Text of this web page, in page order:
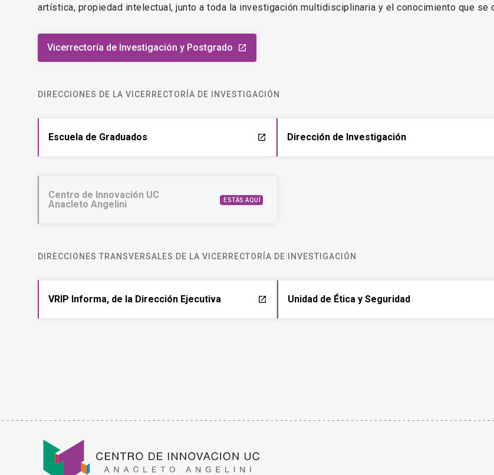
artística, propiedad intelectual, junto a toda la investigación multidisciplinaria y el conocimiento que
Vicerrectoría de Investigación y Postgrado launch
DIRECCIONES DE LA VICERRECTORÍA DE INVESTIGACIÓN
Escuela de Graduados launch Dirección de Investigación
Centro de Innovación UC
Anacleto Angelini
ESTÁS AQUÍ
DIRECCIONES TRANSVERSALES DE LA VICERRECTORÍA DE INVESTIGACIÓN
VRIP Informa, de la Dirección Ejecutiva launch Unidad de Ética y Seguridad